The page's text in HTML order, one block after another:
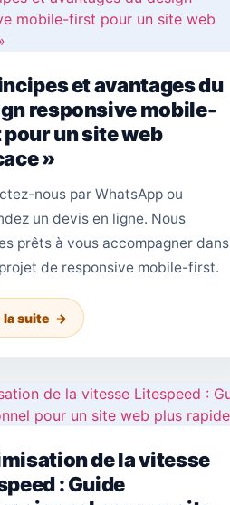
et avantages du
responsive mobile-
un site web
»
nous par WhatsApp ou
un devis en ligne. Nous
prêts à vous accompagner dans
de responsive mobile-first.
la suite
de la vitesse
: Guide